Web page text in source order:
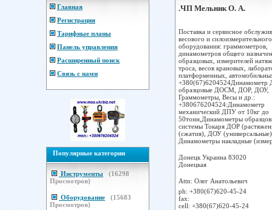
Главная
Регистрация
Тарифные планы
Панель управления
Расширенный поиск
Связь с нами
Популярные категории
Инструменты (16298
Просмотров)
Оборудование (15683
Просмотров)
.ЧП Мельник О. А.
Поставка и сервисное
весового и силоизмерительного
оборудования: граммометров,
динамометров общего
образцовых, измерителей
троса, весов крановых,
платформенных,
+380(67)6204524Динамометр
образцовые ДОСМ, ДОР, ДОУ,
Граммометры, Весы и др.:
+380676204524:Динамометр
механический ДПУ от 10кг до
50тонн,Динамометры
системы Токаря ДОР
(сжатия), ДОУ
Динамометры накладные
Донецк Украина 83020
Донецкая
Attn: Олег Анатольевич
ph: +380(67)620-45-24
fax:
cell: +380(67)620-45-24